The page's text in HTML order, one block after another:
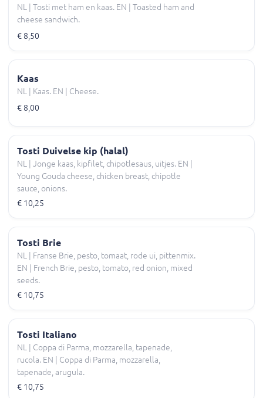
NL | Tosti met ham en kaas. EN | Toasted ham and
cheese sandwich.
€ 8,50
Kaas
NL | Kaas. EN | Cheese.
€ 8,00
Tosti Duivelse kip (halal)
NL | Jonge kaas, kipfilet, chipotlesaus, uitjes. EN |
Young Gouda cheese, chicken breast, chipotle
sauce, onions.
€ 10,25
Tosti Brie
NL | Franse Brie, pesto, tomaat, rode ui, pittenmix.
EN | French Brie, pesto, tomato, red onion, mixed
seeds.
€ 10,75
Tosti Italiano
NL | Coppa di Parma, mozzarella, tapenade,
rucola. EN | Coppa di Parma, mozzarella,
tapenade, arugula.
€ 10,75